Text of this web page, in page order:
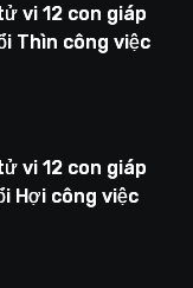
vi 12 con giáp
Thìn công việc
vi 12 con giáp
Hợi công việc